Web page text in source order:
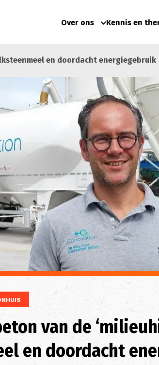
Over ons Kennis en
en doordacht energiegebruik
van de
en doordacht